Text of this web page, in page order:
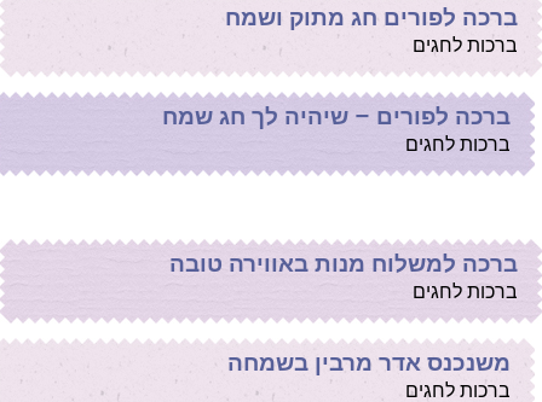
ברכה לפורים חג מתוק ושמח
ברכות לחגים
ברכה לפורים – שיהיה לך חג שמח
ברכות לחגים
ברכה למשלוח מנות באווירה טובה
ברכות לחגים
משנכנס אדר מרבין בשמחה
ברכות לחגים